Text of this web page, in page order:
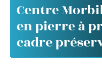
Centre
en pierre à
cadre